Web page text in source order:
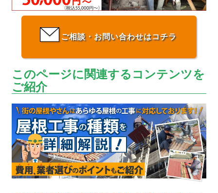
ご相談・お問い合わせはコチラ
このページに関連するコンテンツを
ご紹介